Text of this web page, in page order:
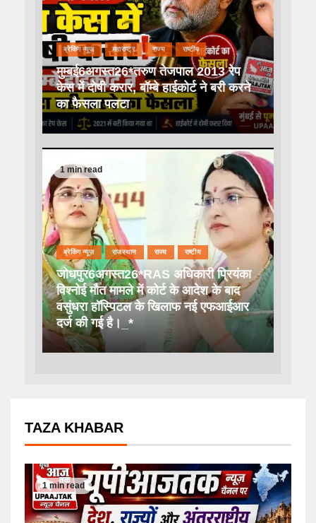
ब्रेकिंग न्यूज़ महाराष्ट्र राज्य राष्टीय
मुम्बई6अगस्त26*तरुण तेजपाल 2013 रेप
केस में दोषी करार, बॉम्बे हाईकोर्ट ने बरी करने
का फैसला पलटा
1 min read
ब्रेकिंग न्यूज़ राजस्थान राज्य राष्टीय
जोधपुर6अगस्त26*RAS अधिकारी प्रियंका
विश्नोई मौत मामले में कोर्ट के आदेश के बाद
वसुंधरा हॉस्पिटल के खिलाफ नई एफआईआर
दर्ज की गई है।_*
TAZA KHABAR
1 min read